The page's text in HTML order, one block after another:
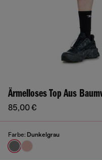
Ärmelloses Top Aus
85,00 €
Farbe: Dunkelgrau